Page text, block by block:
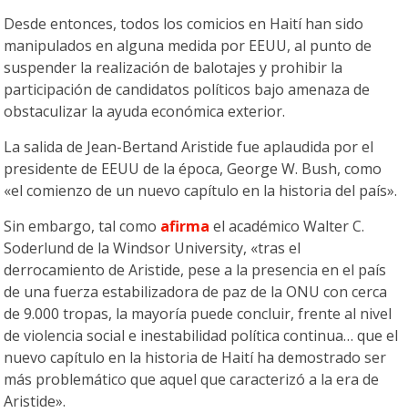
Desde entonces, todos los comicios en Haití han sido
manipulados en alguna medida por EEUU, al punto de
suspender la realización de balotajes y prohibir la
participación de candidatos políticos bajo amenaza de
obstaculizar la ayuda económica exterior.
La salida de Jean-Bertand Aristide fue aplaudida por el
presidente de EEUU de la época, George W. Bush, como
«el comienzo de un nuevo capítulo en la historia del país».
Sin embargo, tal como afirma el académico Walter C.
Soderlund de la Windsor University, «tras el
derrocamiento de Aristide, pese a la presencia en el país
de una fuerza estabilizadora de paz de la ONU con cerca
de 9.000 tropas, la mayoría puede concluir, frente al nivel
de violencia social e inestabilidad política continua… que el
nuevo capítulo en la historia de Haití ha demostrado ser
más problemático que aquel que caracterizó a la era de
Aristide».